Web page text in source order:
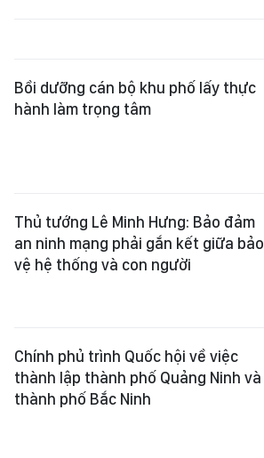
Bồi dưỡng cán bộ khu phố lấy thực
hành làm trọng tâm
Thủ tướng Lê Minh Hưng: Bảo đảm
an ninh mạng phải gắn kết giữa bảo
vệ hệ thống và con người
Chính phủ trình Quốc hội về việc
thành lập thành phố Quảng Ninh và
thành phố Bắc Ninh